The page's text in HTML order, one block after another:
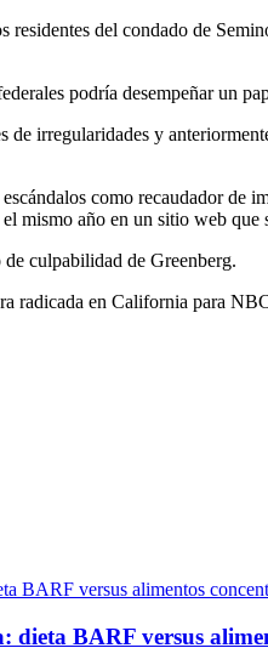
residentes del condado de
podría desempeñar un
de irregularidades y
como recaudador de
mismo año en un sitio web
culpabilidad de Greenberg.
radicada en California para
dieta BARF versus